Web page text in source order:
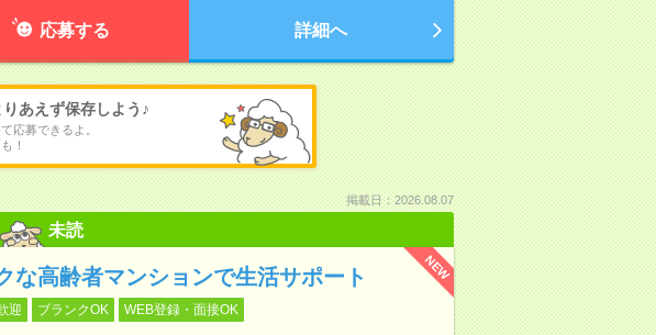
応募する 詳細へ
りあえず保存しよう♪
応募できるよ。
！
掲載日：2026.08.07
未読
NEW
な高齢者マンションで生活サポート
迎 ブランクOK WEB登録・面接OK